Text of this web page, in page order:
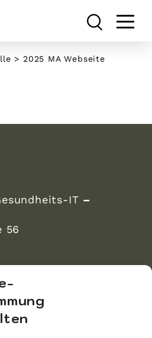
>2025 MA Webseite
IT –
56